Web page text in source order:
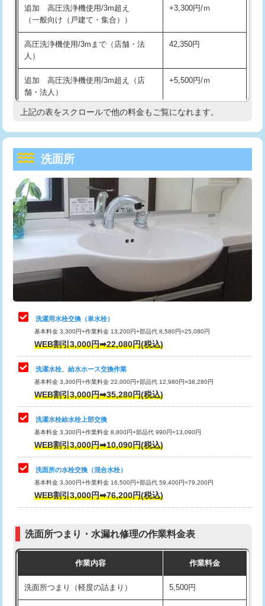
マス交換（深さ50㎝以上） 66,000円
コンクリート斫り（厚さ10㎝まで） 27,500円
コンクリート斫り（厚さ10㎝超え）
モルタル補修（厚さ10㎝まで）
モルタル補修（厚さ10㎝超え） 38,500円
洗面台設置 38,500円
追加人工
廃棄・処分 現場見積
※給水管工事は20mmまでの価格です。
持込商品取付（混合水栓） 16,500円
給水管工事※（ホール加工)
給水管工事※（バンド止め) 3,300円
給水管工事※（支持金具設置) 5,500円
給水管工事※（保温材使用（バンド止
め込み）)
5,500円
給水管工事※（土の掘削・埋め戻し作
業)
11,000円
給水管工事※（塩ビ管（VP・HI）使
用/3ｍまで)
33,000円
給水管工事※（塩ビ管（VP・HI）使
用（追加）/3ｍ超え)
給水管工事※（ライニング鋼管・銅
管・ポリ管・HT管使用/3ｍまで)
44,000円
給水管工事※（ライニング鋼管・銅
管・ポリ管・HT管使用/3ｍ超え)
排水管工事（土の掘削・埋め戻し作
業）
排水管工事（排水管工事/3ｍまで） 55,000円
排水管工事（追加 排水管工事/3ｍ超
え）
マス交換（土の掘削・埋め戻し作業）
マス交換（深さ50㎝未満）
マス交換（深さ50㎝以上）
モルタル補修（厚さ10㎝まで） 27,500円
モルタル補修（厚さ10㎝超え） 38,500円
追加 高圧洗浄機使用/3m超え
（一般向け（戸建て・集合））
+3,300円/ｍ
高圧洗浄機使用/3mまで（店舗・法
人）
42,350円
追加 高圧洗浄機使用/3m超え（店
舗・法人）
+5,500円/ｍ
高度高圧洗浄換 現地調査
トーラー機使用/3mまで
追加トーラー機使用/3m超え +3,300円
カメラ調査 33,000円
桝清掃
止水・漏水調査・防水処理・清掃・修
理・調整・分解・加工など（軽作業）
11,000円
止水・漏水調査・防水処理・清掃・修
理・調整・分解・加工など（中作業）
22,000円
止水・漏水調査・防水処理・清掃・修
理・調整・分解・加工など（重作業）
33,000円
キッチンタンク脱着
その他部品の脱着
交換・取付（タンク）
交換・取付(単水栓（壁付・デッキ
式）)
交換・取付(混合水栓（壁付・デッキ
式・ワンホール）)
16,500円+材料費
（P/S/ポップアップ））
交換・取付（その他部品） 11,000円+材料費
持込商品取付（単水栓） 13,200円
持込商品取付（混合水栓） 16,500円
上記の表をスクロールで他の料金もご覧になれます。
洗面所
洗濯用水栓交換（単水栓）
基本料金 3,300円+作業料金 13,200円+部品代 8,580円=25,080円
WEB割引3,000円➡22,080円(税込)
洗濯水栓、給水ホース交換作業
基本料金 3,300円+作業料金 22,000円+部品代 12,980円=38,280円
WEB割引3,000円➡35,280円(税込)
洗濯水栓給水栓上部交換
基本料金 3,300円+作業料金 8,800円+部品代 990円=13,090円
WEB割引3,000円➡10,090円(税込)
洗面所の水栓交換（混合水栓）
基本料金 3,300円+作業料金 16,500円+部品代 59,400円=79,200円
WEB割引3,000円➡76,200円(税込)
洗面所つまり・水漏れ修理の作業料金表
作業内容 作業料金
洗面所つまり（軽度の詰まり） 5,500円